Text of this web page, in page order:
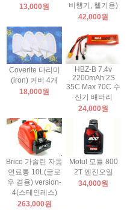
13,000원
비행기, 헬기용)
42,000원
Coverite 다리미
(iron) 커버 4개
18,000원
HBZ-B 7.4v
2200mAh 2S
35C Max 70C 수
신기 배터리
24,000원
Brico 가솔린 자동
연료통 10L(글로
우 겸용) version-
4(스테인레스)
263,000원
Motul 모튤 800
2T 엔진오일
34,000원